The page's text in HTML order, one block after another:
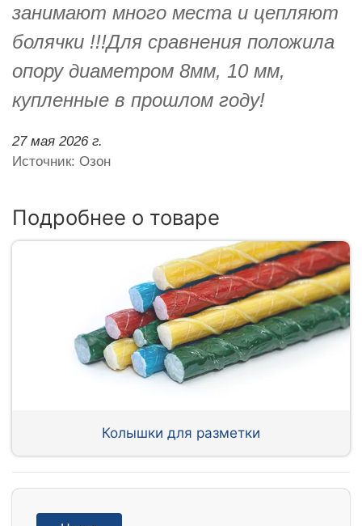
занимают много места и цепляют
болячки !!!Для сравнения положила
опору диаметром 8мм, 10 мм,
купленные в прошлом году!
27 мая 2026 г.
Источник: Озон
Подробнее о товаре
Колышки для разметки